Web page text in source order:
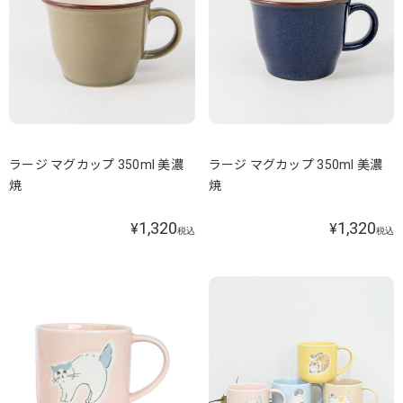
ラージ マグカップ 350ml 美濃
焼
¥1,320税込
ラージ マグカップ 350ml 美濃
焼
¥1,320税込